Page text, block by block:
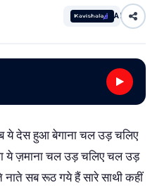
AI
देस हुआ बेगाना चल उड़ चलिए
ये ज़माना चल उड़ चलिए चल उड़
सब रूठ गये हैं सारे साथी कहीं